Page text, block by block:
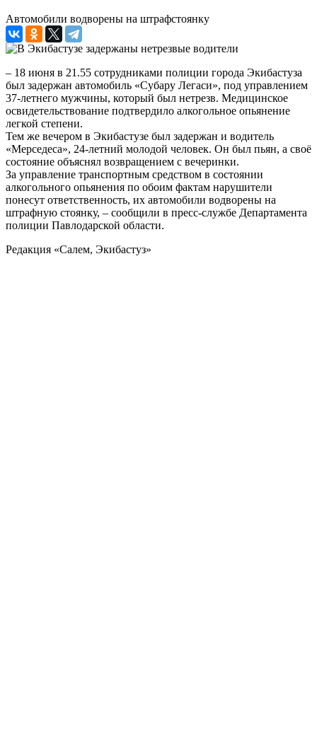
Автомобили водворены на штрафстоянку
– 18 июня в 21.55 сотрудниками полиции города Экибастуза
был задержан автомобиль «Субару Легаси», под управлением
37-летнего мужчины, который был нетрезв. Медицинское
освидетельствование подтвердило алкогольное опьянение
легкой степени.
Тем же вечером в Экибастузе был задержан и водитель
«Мерседеса», 24-летний молодой человек. Он был пьян, а своё
состояние объяснял возвращением с вечеринки.
За управление транспортным средством в состоянии
алкогольного опьянения по обоим фактам нарушители
понесут ответственность, их автомобили водворены на
штрафную стоянку, – сообщили в пресс-службе Департамента
полиции Павлодарской области.
Редакция «Салем, Экибастуз»